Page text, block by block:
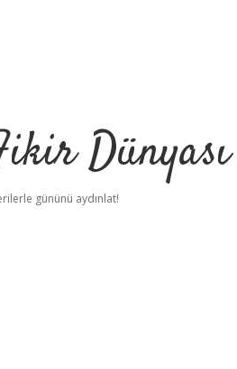
Dünyası
gününü aydınlat!